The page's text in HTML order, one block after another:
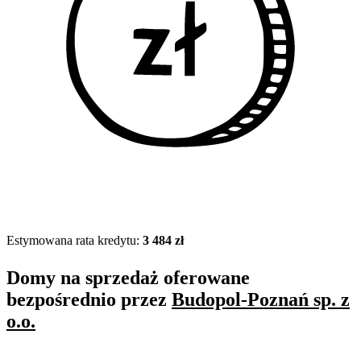
Estymowana rata kredytu: 3 484 zł
Domy na sprzedaż oferowane
bezpośrednio przez Budopol-Poznań sp. z
o.o.